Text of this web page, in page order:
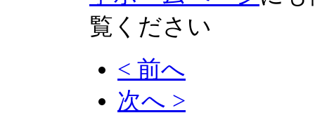
覧ください
< 前へ
次へ >